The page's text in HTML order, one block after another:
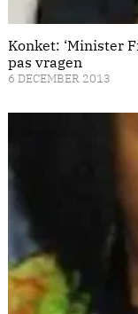
Konket: ‘Minister
pas vragen
6 DECEMBER 2013